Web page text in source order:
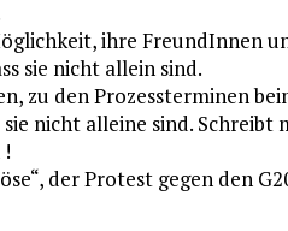
ihre FreundInnen
sie nicht allein sind.
zu den Prozessterminen
nicht alleine sind.
der Protest gegen den